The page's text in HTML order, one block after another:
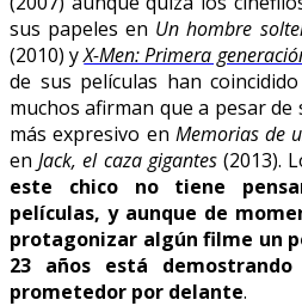
sus papeles en Un hombre
(2010) yX-Men: Primera
de sus películas han
muchos afirman que a pesar
más expresivo en Memorias de
enJack, el caza gigantes (2013).
este chico no tiene
películas, y aunque de
protagonizar algún filme un
23 años está
prometedor por delante.